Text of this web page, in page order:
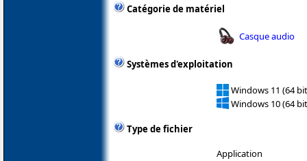
Catégorie de matériel
Casque audio
Systèmes d'exploitation
Windows 11 (64
Windows 10 (64
Type de fichier
Application